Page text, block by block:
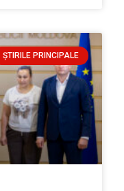
ȘTIRILE PRINCIPALE